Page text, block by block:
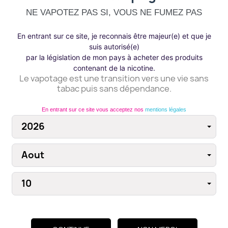
NE VAPOTEZ PAS SI, VOUS NE FUMEZ PAS
En entrant sur ce site, je reconnais être majeur(e) et que je
suis autorisé(e)
par la législation de mon pays à acheter des produits
contenant de la nicotine.
Le vapotage est une transition vers une vie sans
tabac puis sans dépendance.
En entrant sur ce site vous acceptez nos mentions légales
ARTICLES ARCHIVÉS
Publié dans 2026 (3)
Juin (2)
POD
Pertinence 
Se connecter ×
Vous devez être connecté pour enregistrer des
produits dans votre liste de souhaits.
Annuler Se connecter